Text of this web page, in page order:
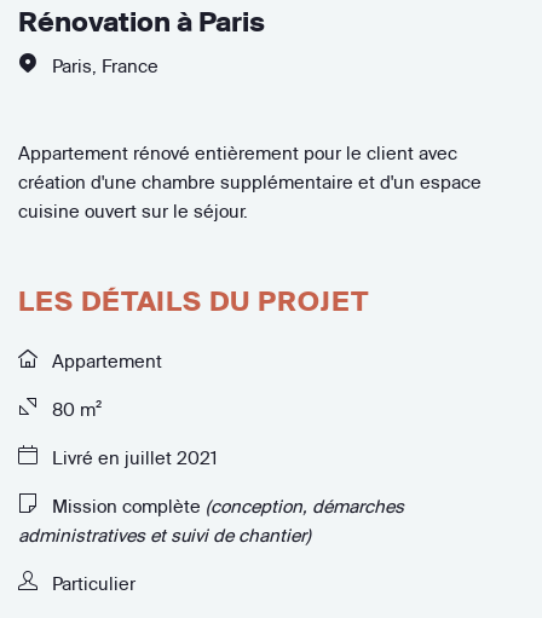
Rénovation à Paris
Paris France
Appartement rénové entièrement pour le client avec
création d'une chambre supplémentaire et d'un espace
cuisine ouvert sur le séjour.
LES DÉTAILS DU PROJET
Appartement
80 m²
Livré en juillet 2021
Mission complète (conception, démarches
administratives et suivi de chantier)
Particulier